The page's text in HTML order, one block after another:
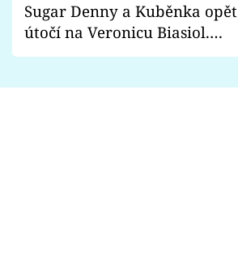
Sugar Denny a Kuběnka opět
útočí na Veronicu Biasiol.
Proč je podle nich falešná a